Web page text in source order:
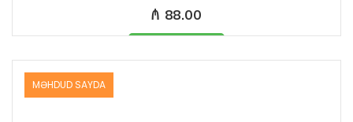
₼ 88.00
Məhsul mövcuddur
MƏHDUD SAYDA